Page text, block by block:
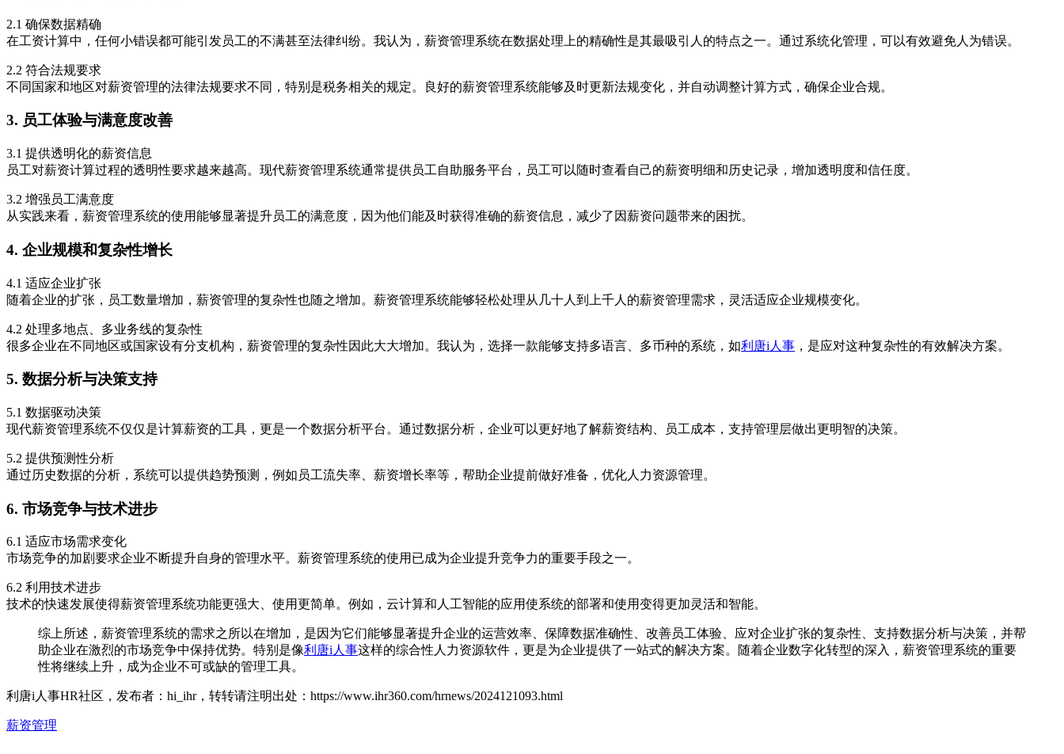
2.1 确保数据精确
在工资计算中，任何小错误都可能引发员工的不满甚至法律纠纷。我认为，薪资管理系统在数据处理上的精确性是其最吸引人的特点之一。通过系统化管理，可以有效避免人为错误。
2.2 符合法规要求
不同国家和地区对薪资管理的法律法规要求不同，特别是税务相关的规定。良好的薪资管理系统能够及时更新法规变化，并自动调整计算方式，确保企业合规。
3. 员工体验与满意度改善
3.1 提供透明化的薪资信息
员工对薪资计算过程的透明性要求越来越高。现代薪资管理系统通常提供员工自助服务平台，员工可以随时查看自己的薪资明细和历史记录，增加透明度和信任度。
3.2 增强员工满意度
从实践来看，薪资管理系统的使用能够显著提升员工的满意度，因为他们能及时获得准确的薪资信息，减少了因薪资问题带来的困扰。
4. 企业规模和复杂性增长
4.1 适应企业扩张
随着企业的扩张，员工数量增加，薪资管理的复杂性也随之增加。薪资管理系统能够轻松处理从几十人到上千人的薪资管理需求，灵活适应企业规模变化。
4.2 处理多地点、多业务线的复杂性
很多企业在不同地区或国家设有分支机构，薪资管理的复杂性因此大大增加。我认为，选择一款能够支持多语言、多币种的系统，如利唐i人事 ，是应对这种复杂性的有效解决方案。
5. 数据分析与决策支持
5.1 数据驱动决策
现代薪资管理系统不仅仅是计算薪资的工具，更是一个数据分析平台。通过数据分析，企业可以更好地了解薪资结构、员工成本，支持管理层做出更明智的决策。
5.2 提供预测性分析
通过历史数据的分析，系统可以提供趋势预测，例如员工流失率、薪资增长率等，帮助企业提前做好准备，优化人力资源管理。
6. 市场竞争与技术进步
6.1 适应市场需求变化
市场竞争的加剧要求企业不断提升自身的管理水平。薪资管理系统的使用已成为企业提升竞争力的重要手段之一。
6.2 利用技术进步
技术的快速发展使得薪资管理系统功能更强大、使用更简单。例如，云计算和人工智能的应用使系统的部署和使用变得更加灵活和智能。
综上所述，薪资管理系统的需求之所以在增加，是因为它们能够显著提升企业的运营效率、保障数据准确性、改善员工体验、应对企业扩张的复杂性、支持数据分析与决策，并帮
助企业在激烈的市场竞争中保持优势。特别是像利唐i人事这样的综合性人力资源软件，更是为企业提供了一站式的解决方案。随着企业数字化转型的深入，薪资管理系统的重要
性将继续上升，成为企业不可或缺的管理工具。
利唐i人事HR社区，发布者：hi_ihr，转转请注明出处： https://www.ihr360.com/hrnews/2024121093.html
薪资管理